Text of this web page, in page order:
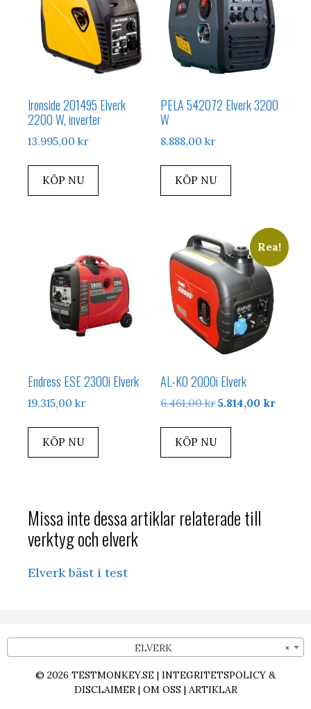
Ironside 201495 Elverk
2200 W, inverter
13.995,00 kr
KÖP NU
PELA 542072 Elverk 3200
W
8.888,00kr
KÖP NU
Endress ESE 2300i Elverk
19.315,00 kr
KÖP NU
Rea!
AL-KO 2000i Elverk
6.461,00krDet
5.814,00 krDet
KÖP NU
Missa inte dessa artiklar relaterade till
verktyg och elverk
Elverk bäst i test
×
ELVERK
© 2026 TESTMONKEY.SE | INTEGRITETSPOLICY &
DISCLAIMER| OM OSS| ARTIKLAR